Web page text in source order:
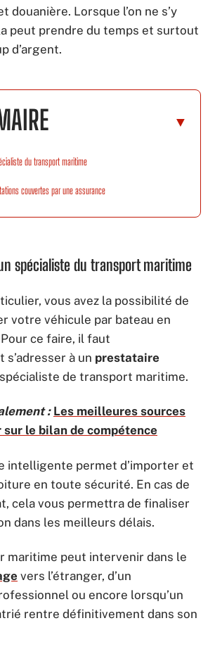
douanière. Lorsque l’on ne s’y
peut prendre du temps et surtout
d’argent.
du transport maritime
couvertes par une assurance
spécialiste du transport maritime
vous avez la possibilité de
votre véhicule par bateau en
ce faire, il faut
à un prestataire
de transport maritime.
: Les meilleures sources
le bilan de compétence
intelligente permet d’importer et
en toute sécurité. En cas de
cela vous permettra de finaliser
dans les meilleurs délais.
maritime peut intervenir dans le
vers l’étranger, d’un
ou encore lorsqu’un
rentre définitivement dans son